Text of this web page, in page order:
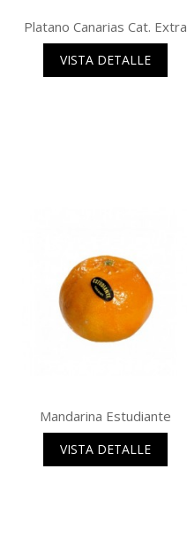
Platano Canarias Cat. Extra
VISTA DETALLE
Mandarina Estudiante
VISTA DETALLE